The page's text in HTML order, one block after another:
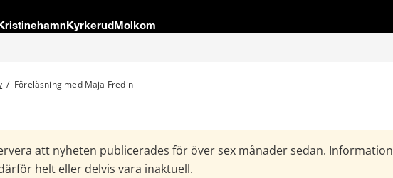
Kristinehamn Kyrkerud Molkom
/ Föreläsning med Maja Fredin
att nyheten publicerades för över sex månader sedan. Information
helt eller delvis vara inaktuell.